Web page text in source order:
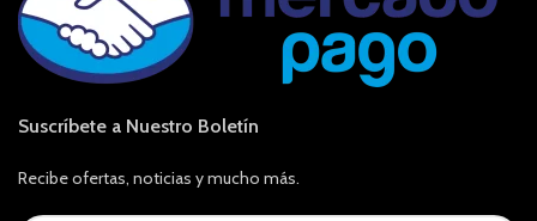
Suscríbete a Nuestro Boletín
Recibe ofertas, noticias y mucho más.